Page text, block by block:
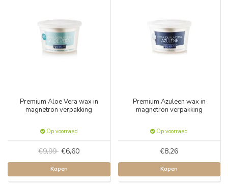
Premium Aloe Vera wax in
magnetron verpakking
Op voorraad
€9,99 €6,60
Kopen
Premium Azuleen wax in
magnetron verpakking
Op voorraad
€8,26
Kopen